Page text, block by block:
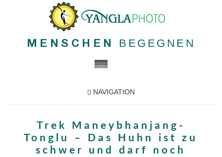
MENSCHEN BEGEGNEN
NAVIGATION
Trek Maneybhanjang-
Tonglu – Das Huhn ist zu
schwer und darf noch